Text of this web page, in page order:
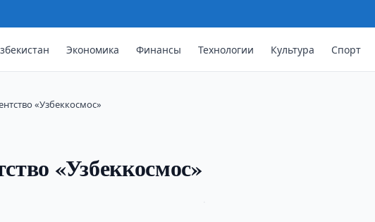
Экономика Финансы Технологии Культура Спорт
«Узбеккосмос»
«Узбеккосмос»